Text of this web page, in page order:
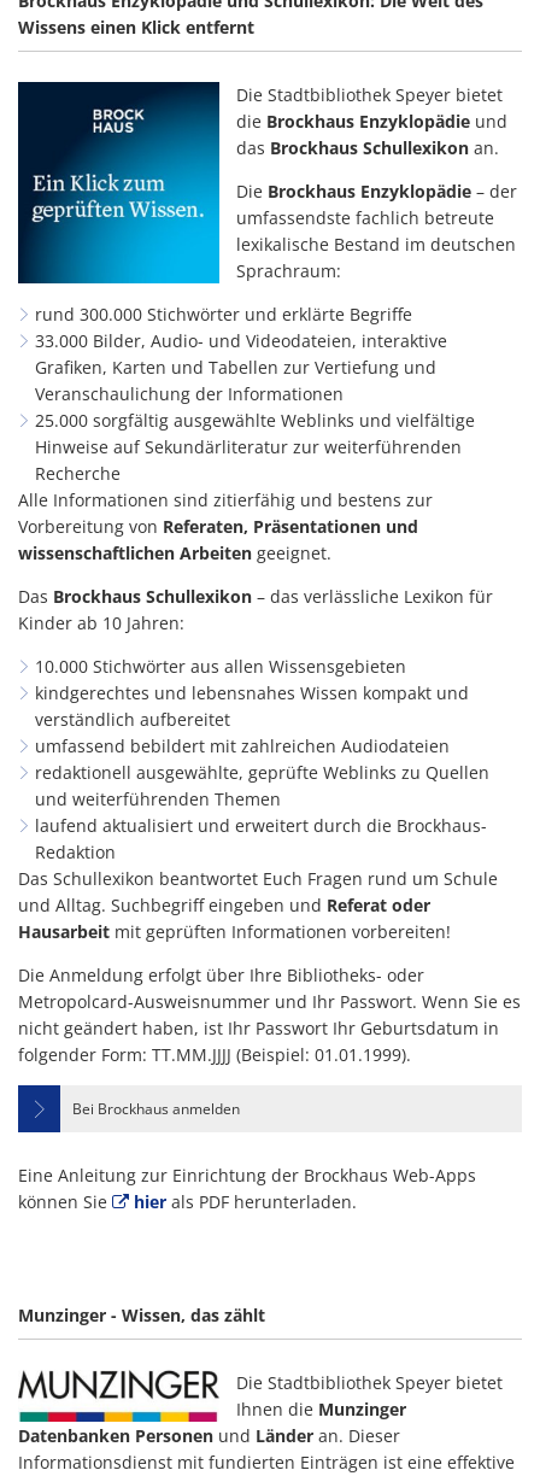
Wissens einen Klick entfernt
Die Stadtbibliothek Speyer bietet
die Brockhaus Enzyklopädie und
das Brockhaus Schullexikon an.
Die Brockhaus Enzyklopädie – der
umfassendste fachlich betreute
lexikalische Bestand im deutschen
Sprachraum:
rund 300.000 Stichwörter und erklärte Begriffe
33.000 Bilder, Audio- und Videodateien, interaktive
Grafiken, Karten und Tabellen zur Vertiefung und
Veranschaulichung der Informationen
25.000 sorgfältig ausgewählte Weblinks und vielfältige
Hinweise auf Sekundärliteratur zur weiterführenden
Recherche
Alle Informationen sind zitierfähig und bestens zur
Vorbereitung von Referaten, Präsentationen und
wissenschaftlichen Arbeiten geeignet.
Das Brockhaus Schullexikon – das verlässliche Lexikon für
Kinder ab 10 Jahren:
10.000 Stichwörter aus allen Wissensgebieten
kindgerechtes und lebensnahes Wissen kompakt und
verständlich aufbereitet
umfassend bebildert mit zahlreichen Audiodateien
redaktionell ausgewählte, geprüfte Weblinks zu Quellen
und weiterführenden Themen
laufend aktualisiert und erweitert durch die Brockhaus-
Redaktion
Das Schullexikon beantwortet Euch Fragen rund um Schule
und Alltag. Suchbegriff eingeben und Referat oder
Hausarbeit mit geprüften Informationen vorbereiten!
Die Anmeldung erfolgt über Ihre Bibliotheks- oder
Metropolcard-Ausweisnummer und Ihr Passwort. Wenn Sie es
nicht geändert haben, ist Ihr Passwort Ihr Geburtsdatum in
folgender Form: TT.MM.JJJJ (Beispiel: 01.01.1999).
Bei Brockhaus anmelden
Eine Anleitung zur Einrichtung der Brockhaus Web-Apps
können Sie
hierals PDF herunterladen.
Munzinger - Wissen, das zählt
Die Stadtbibliothek Speyer bietet
Ihnen die Munzinger
Datenbanken Personen und Länder an. Dieser
Informationsdienst mit fundierten Einträgen ist eine effektive